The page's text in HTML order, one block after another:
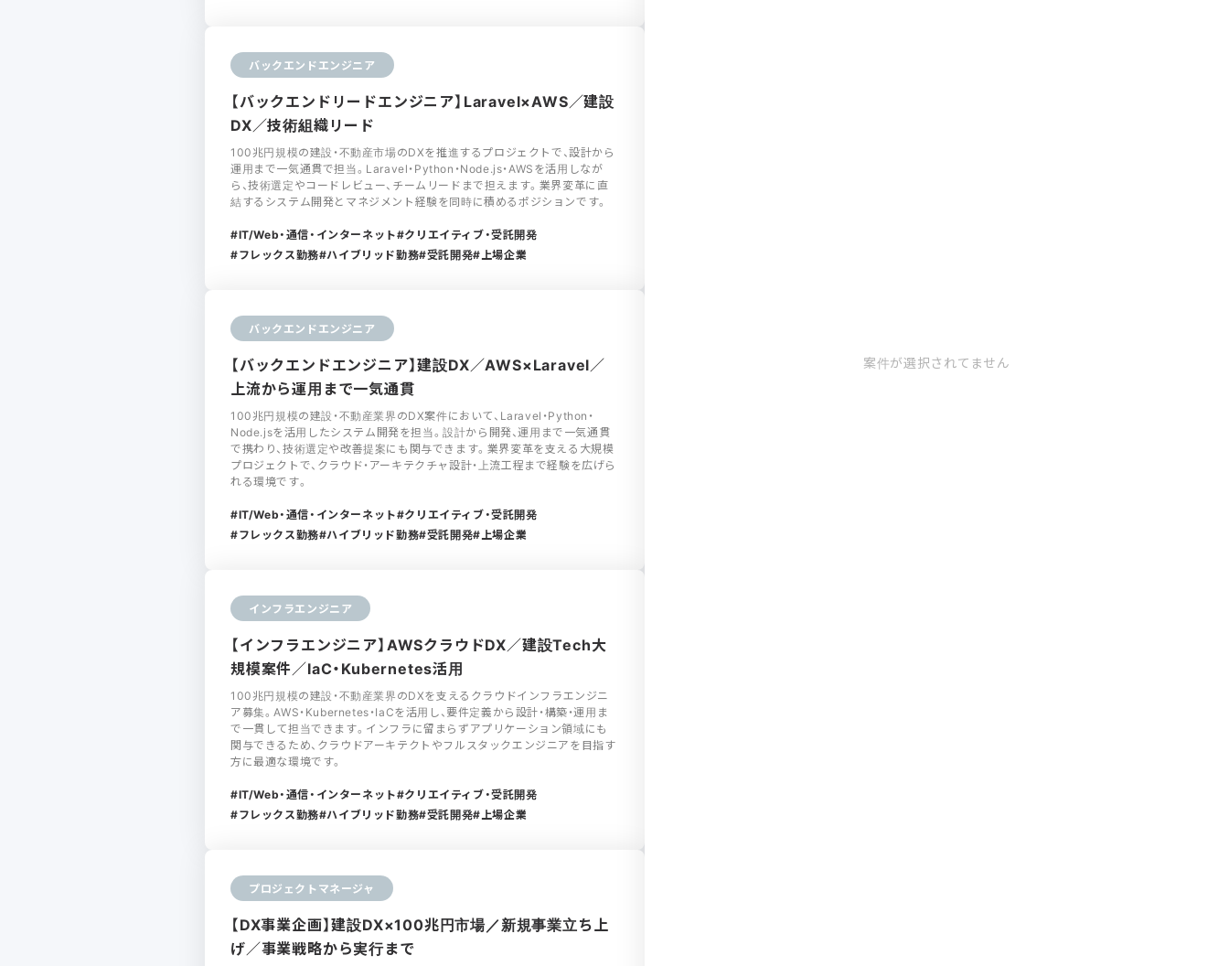
バックエンドエンジニア
【バックエンドリードエンジニア】Laravel×AWS／建設
DX／技術組織リード
100兆円規模の建設・不動産市場のDXを推進するプロジェクトで、設計から
運用まで一気通貫で担当。Laravel・Python・Node.js・AWSを活用しなが
ら、技術選定やコードレビュー、チームリードまで担えます。業界変革に直
結するシステム開発とマネジメント経験を同時に積めるポジションです。
IT/Web・通信・インターネット
クリエイティブ・受託開発
フレックス勤務 ハイブリッド勤務 受託開発 上場企業
バックエンドエンジニア
【バックエンドエンジニア】建設DX／AWS×Laravel／
上流から運用まで一気通貫
100兆円規模の建設・不動産業界のDX案件において、Laravel・Python・
Node.jsを活用したシステム開発を担当。設計から開発、運用まで一気通貫
で携わり、技術選定や改善提案にも関与できます。業界変革を支える大規模
プロジェクトで、クラウド・アーキテクチャ設計・上流工程まで経験を広げら
れる環境です。
IT/Web・通信・インターネット
クリエイティブ・受託開発
フレックス勤務 ハイブリッド勤務 受託開発 上場企業
インフラエンジニア
【インフラエンジニア】AWSクラウドDX／建設Tech大
規模案件／IaC・Kubernetes活用
100兆円規模の建設・不動産業界のDXを支えるクラウドインフラエンジニ
ア募集。AWS・Kubernetes・IaCを活用し、要件定義から設計・構築・運用ま
で一貫して担当できます。インフラに留まらずアプリケーション領域にも
関与できるため、クラウドアーキテクトやフルスタックエンジニアを目指す
方に最適な環境です。
IT/Web・通信・インターネット
クリエイティブ・受託開発
フレックス勤務 ハイブリッド勤務 受託開発 上場企業
プロジェクトマネージャ
【DX事業企画】建設DX×100兆円市場／新規事業立ち上
げ／事業戦略から実行まで
案件が選択されてません